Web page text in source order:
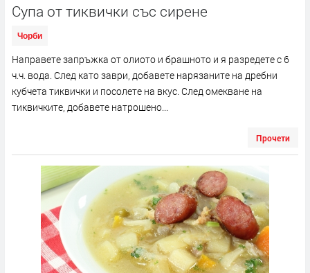
Супа от тиквички със сирене
Чорби
Направете запръжка от олиото и брашното и я разредете с 6
ч.ч. вода. След като заври, добавете нарязаните на дребни
кубчета тиквички и посолете на вкус. След омекване на
тиквичките, добавете натрошено...
Прочети